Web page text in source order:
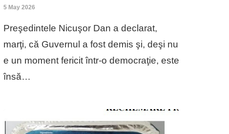
5 May 2026
Preşedintele Nicuşor Dan a declarat,
marţi, că Guvernul a fost demis şi, deşi nu
e un moment fericit într-o democraţie, este
însă…